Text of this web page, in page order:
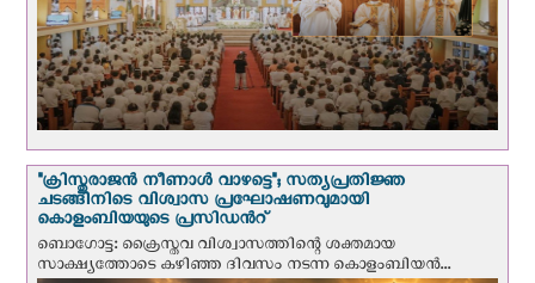
"ക്രിസ്തുരാജന്‍ നീണാള്‍ വാഴട്ടെ"; സത്യപ്രതിജ്ഞ
ചടങ്ങിനിടെ വിശ്വാസ പ്രഘോഷണവുമായി
കൊളംബിയയുടെ പ്രസിഡന്‍റ്
ബൊഗോട്ട: ക്രൈസ്തവ വിശ്വാസത്തിന്റെ ശക്തമായ
സാക്ഷ്യത്തോടെ കഴിഞ്ഞ ദിവസം നടന്ന കൊളംബിയന്‍...